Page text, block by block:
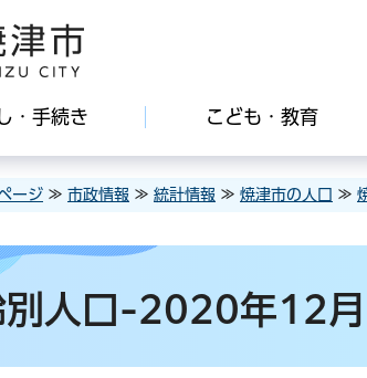
・手続き こども・教育
ージ ≫ 市政情報 ≫ 統計情報 ≫ 焼津市の人口 ≫
別人口-2020年12